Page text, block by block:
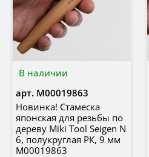
В наличии
арт. М00019863
Новинка! Стамеска
японская для резьбы по
дереву Miki Tool Seigen N
6, полукруглая РК, 9 мм
М00019863